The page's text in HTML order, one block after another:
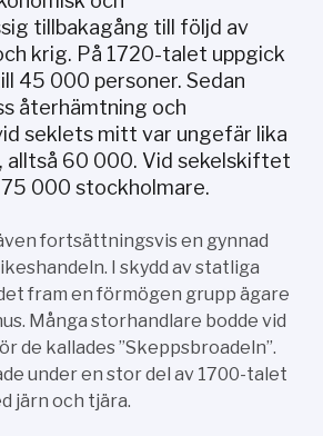
tillbakagång till följd av
krig. På 1720-talet uppgick
45 000 personer. Sedan
återhämtning och
seklets mitt var ungefär lika
alltså 60 000. Vid sekelskiftet
000 stockholmare.
fortsättningsvis en gynnad
I skydd av statliga
fram en förmögen grupp ägare
Många storhandlare bodde vid
de kallades ”Skeppsbroadeln”.
under en stor del av 1700-talet
järn och tjära.